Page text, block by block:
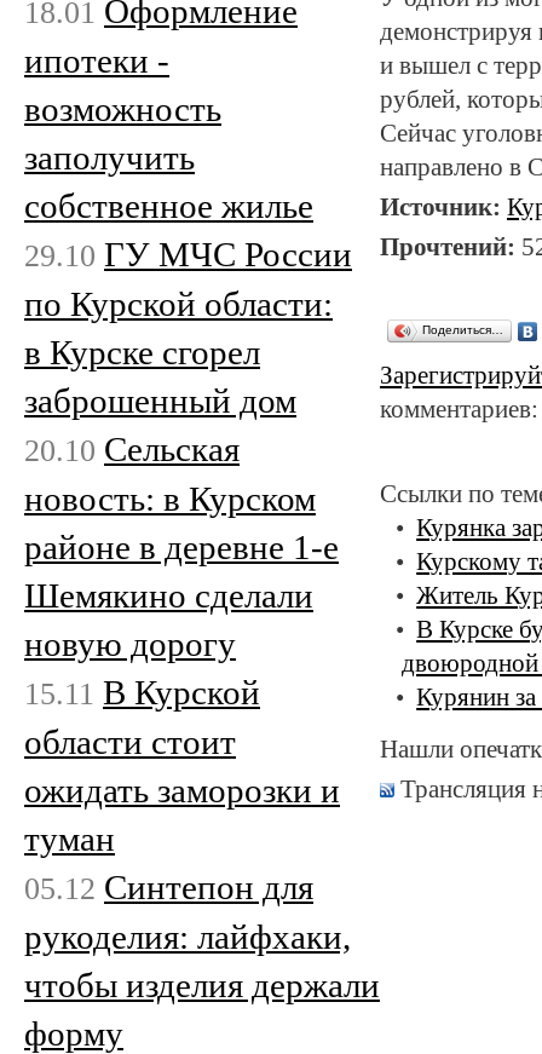
демонстрируя
и вышел с
рублей,
Сейчас
направлено в
Источник:
Прочтений:
Поделиться…
Ссылки по
Курянка
Курскому
Житель
В Курске
Курянин
Нашли
Трансляция
18.01 Оформление
ипотеки -
возможность
заполучить
собственное жилье
29.10 ГУ МЧС России
по Курской области:
в Курске сгорел
заброшенный дом
20.10 Сельская
новость: в Курском
районе в деревне 1-е
Шемякино сделали
новую дорогу
15.11 В Курской
области стоит
ожидать заморозки и
туман
05.12 Синтепон для
рукоделия: лайфхаки,
чтобы изделия держали
форму